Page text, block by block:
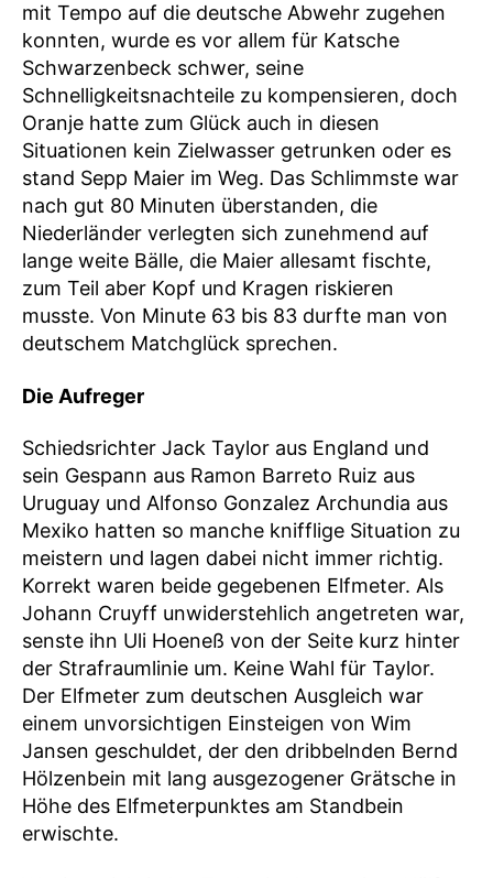
mit Tempo auf die deutsche Abwehr zugehen
konnten, wurde es vor allem für Katsche
Schwarzenbeck schwer, seine
Schnelligkeitsnachteile zu kompensieren, doch
Oranje hatte zum Glück auch in diesen
Situationen kein Zielwasser getrunken oder es
stand Sepp Maier im Weg. Das Schlimmste war
nach gut 80 Minuten überstanden, die
Niederländer verlegten sich zunehmend auf
lange weite Bälle, die Maier allesamt fischte,
zum Teil aber Kopf und Kragen riskieren
musste. Von Minute 63 bis 83 durfte man von
deutschem Matchglück sprechen.
Die Aufreger
Schiedsrichter Jack Taylor aus England und
sein Gespann aus Ramon Barreto Ruiz aus
Uruguay und Alfonso Gonzalez Archundia aus
Mexiko hatten so manche knifflige Situation zu
meistern und lagen dabei nicht immer richtig.
Korrekt waren beide gegebenen Elfmeter. Als
Johann Cruyff unwiderstehlich angetreten war,
senste ihn Uli Hoeneß von der Seite kurz hinter
der Strafraumlinie um. Keine Wahl für Taylor.
Der Elfmeter zum deutschen Ausgleich war
einem unvorsichtigen Einsteigen von Wim
Jansen geschuldet, der den dribbelnden Bernd
Hölzenbein mit lang ausgezogener Grätsche in
Höhe des Elfmeterpunktes am Standbein
erwischte.